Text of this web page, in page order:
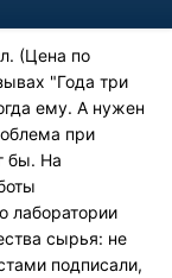
(Цена по
"Года три
ему. А нужен
при
бы. На
лаборатории
сырья: не
подписали,